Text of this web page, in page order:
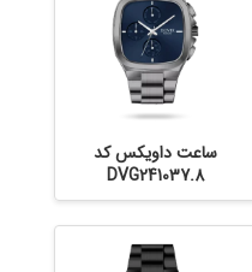
ساعت داویکس کد
DVG241037.8